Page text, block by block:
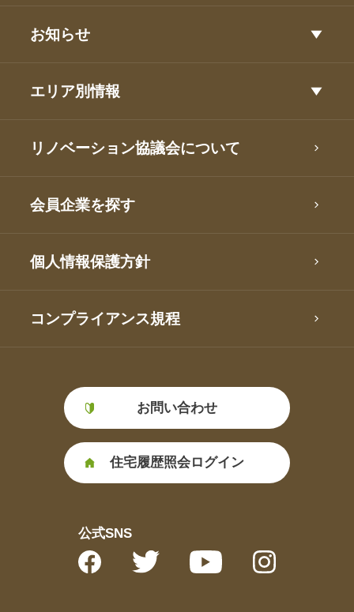
お知らせ
エリア別情報
リノベーション協議会について
会員企業を探す
個人情報保護方針
コンプライアンス規程
お問い合わせ
住宅履歴照会ログイン
公式SNS